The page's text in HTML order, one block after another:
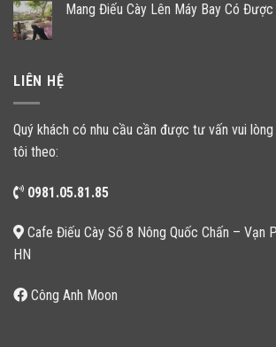
Mang Điếu Cày Lên Máy Bay Có Được
LIÊN HỆ
Quý khách có nhu cầu cần được tư vấn vui
tôi theo:
0981.05.81.85
Cafe Điếu Cày Số 8 Nông Quốc Chấn – Vạn
HN
Công Anh Moon